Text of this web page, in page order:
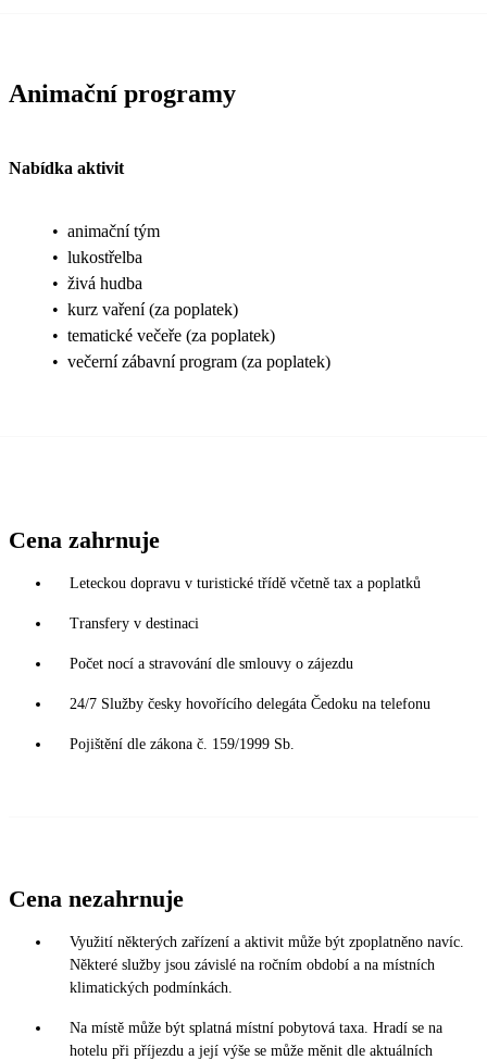
Animační programy
Nabídka aktivit
• animační tým
• lukostřelba
• živá hudba
• kurz vaření (za poplatek)
• tematické večeře (za poplatek)
• večerní zábavní program (za poplatek)
Cena zahrnuje
Leteckou dopravu v turistické třídě včetně tax a poplatků
Transfery v destinaci
Počet nocí a stravování dle smlouvy o zájezdu
24/7 Služby česky hovořícího delegáta Čedoku na telefonu
Pojištění dle zákona č. 159/1999 Sb.
Cena nezahrnuje
Využití některých zařízení a aktivit může být zpoplatněno navíc.
Některé služby jsou závislé na ročním období a na místních
klimatických podmínkách.
Na místě může být splatná místní pobytová taxa. Hradí se na
hotelu při příjezdu a její výše se může měnit dle aktuálních